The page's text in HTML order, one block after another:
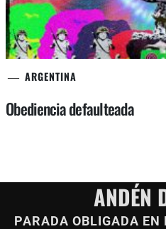
ARGENTINA
Obediencia defaulteada
ANDÉN
PARADA OBLIGADA EN